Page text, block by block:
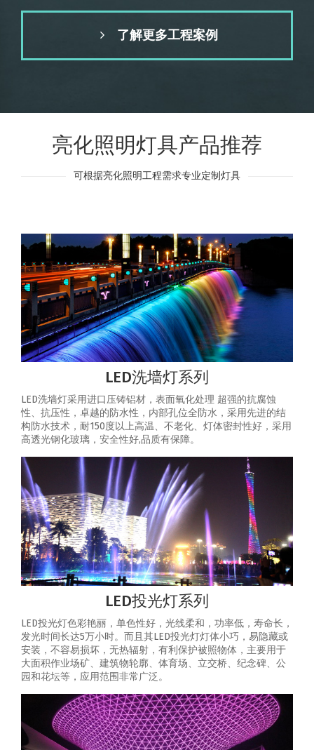
了解更多工程案例
亮化照明灯具产品推荐
可根据亮化照明工程需求专业定制灯具
LED洗墙灯系列
LED洗墙灯采用进口压铸铝材，表面氧化处理 超强的抗腐蚀
性、抗压性，卓越的防水性，内部孔位全防水，采用先进的结
构防水技术，耐150度以上高温、不老化、灯体密封性好，采用
高透光钢化玻璃，安全性好,品质有保障。
LED投光灯系列
LED投光灯色彩艳丽，单色性好，光线柔和，功率低，寿命长，
发光时间长达5万小时。而且其LED投光灯灯体小巧，易隐藏或
安装，不容易损坏，无热辐射，有利保护被照物体，主要用于
大面积作业场矿、建筑物轮廓、体育场、立交桥、纪念碑、公
园和花坛等，应用范围非常广泛。